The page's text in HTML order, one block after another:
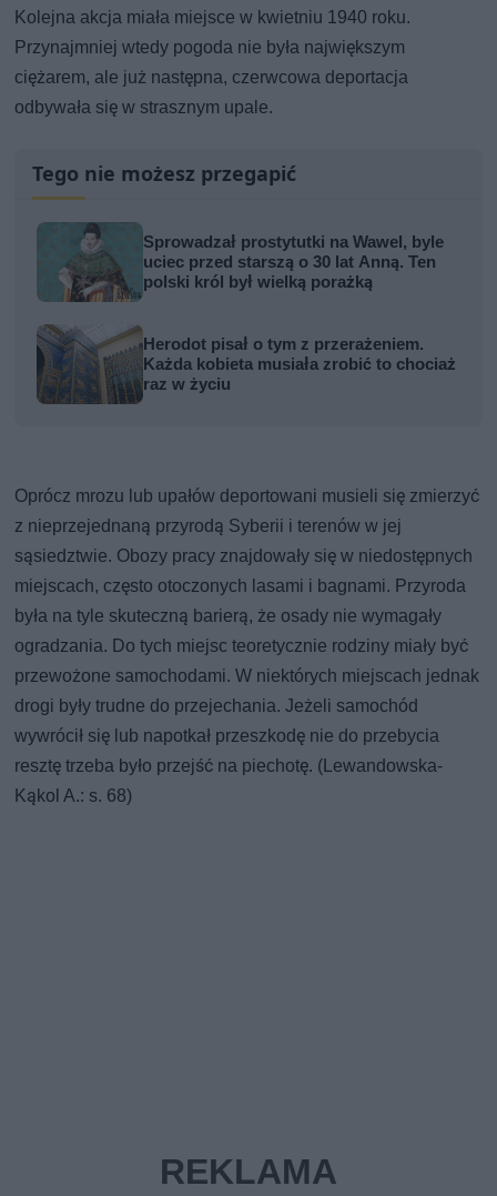
Kolejna akcja miała miejsce w kwietniu 1940 roku.
Przynajmniej wtedy pogoda nie była największym
ciężarem, ale już następna, czerwcowa deportacja
odbywała się w strasznym upale.
Tego nie możesz przegapić
Sprowadzał prostytutki na Wawel, byle
uciec przed starszą o 30 lat Anną. Ten
polski król był wielką porażką
Herodot pisał o tym z przerażeniem.
Każda kobieta musiała zrobić to chociaż
raz w życiu
Oprócz mrozu lub upałów deportowani musieli się zmierzyć
z nieprzejednaną przyrodą Syberii i terenów w jej
sąsiedztwie. Obozy pracy znajdowały się w niedostępnych
miejscach, często otoczonych lasami i bagnami. Przyroda
była na tyle skuteczną barierą, że osady nie wymagały
ogradzania. Do tych miejsc teoretycznie rodziny miały być
przewożone samochodami. W niektórych miejscach jednak
drogi były trudne do przejechania. Jeżeli samochód
wywrócił się lub napotkał przeszkodę nie do przebycia
resztę trzeba było przejść na piechotę. (Lewandowska-
Kąkol A.: s. 68)